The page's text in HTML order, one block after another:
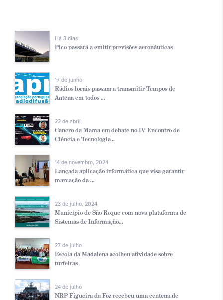
Há 3 dias
Pico passará a emitir previsões aeronáuticas
17 de junho
Rádios locais passam a transmitir Tempos de
Antena em todos ...
22 de abril
Cancro da Mama em debate no IV Encontro de
Ciência e Tecnologia...
14 de novembro, 2024
Lançada aplicação informática que visa garantir
marcação da ...
23 de julho, 2024
Município de São Roque com nova plataforma de
Sistemas de Informação...
27 de julho
Escola da Madalena acolheu atividade sobre
turfeiras
24 de julho
NRP Figueira da Foz recebeu uma centena de